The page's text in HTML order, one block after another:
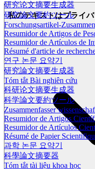
研究论文摘要生成器
研究論文要約ツール
Forschungsartikel-
Resumidor de Artigos de
Resumidor de Artículos de
Résumé d'article de
연구 논문 요약기
研究論文摘要生成器
Tóm tắt Bài nghiên cứu
科研论文摘要生成器
科学論文要約ツール
Zusammenfasser
Resumidor de Artigos
Resumidor de Artículos
Résumé de Papier
과학 논문 요약기
科學論文摘要器
Tóm tắt tài liệu khoa học
私のテキストはプライ